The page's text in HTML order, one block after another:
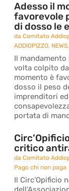
Adesso il
favorevole
di dosso le
daComitato
ADDIOPIZZO, NEWS
Il
volta colpito
momento è
dosso il peso
imprenditori
portata di
critico
daComitato
Pago chi non paga
Il Circ’Opificio